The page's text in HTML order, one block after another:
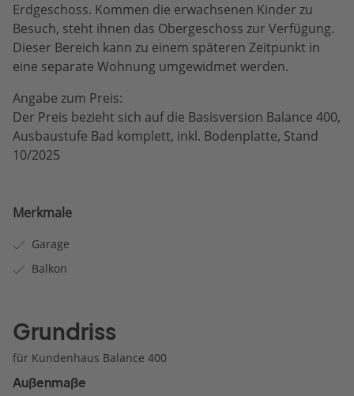
Erdgeschoss. Kommen die erwachsenen Kinder zu
Besuch, steht ihnen das Obergeschoss zur Verfügung.
Dieser Bereich kann zu einem späteren Zeitpunkt in
eine separate Wohnung umgewidmet werden.
Angabe zum Preis:
Der Preis bezieht sich auf die Basisversion Balance 400,
Ausbaustufe Bad komplett, inkl. Bodenplatte, Stand
10/2025
Merkmale
Garage
Balkon
Grundriss
für Kundenhaus Balance 400
Außenmaße